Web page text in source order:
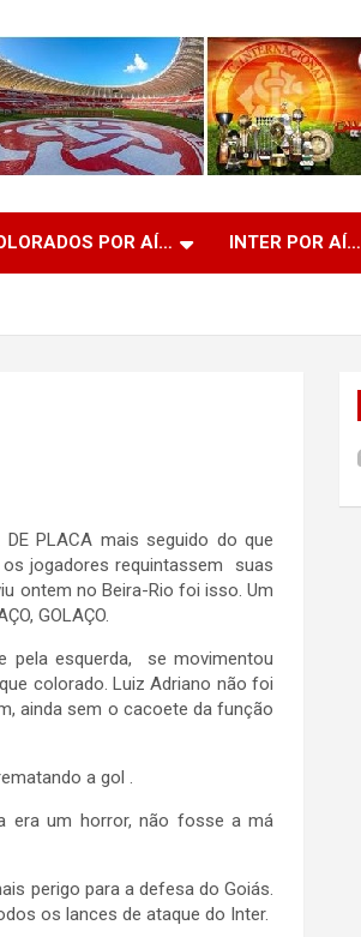
POR AÍ… INTER POR AÍ…
PLACA mais seguido do que
jogadores requintassem suas
ontem no Beira-Rio foi isso. Um
GOLAÇO.
pela esquerda, se movimentou
colorado. Luiz Adriano não foi
ainda sem o cacoete da função
a gol .
era um horror, não fosse a má
perigo para a defesa do Goiás.
os lances de ataque do Inter.